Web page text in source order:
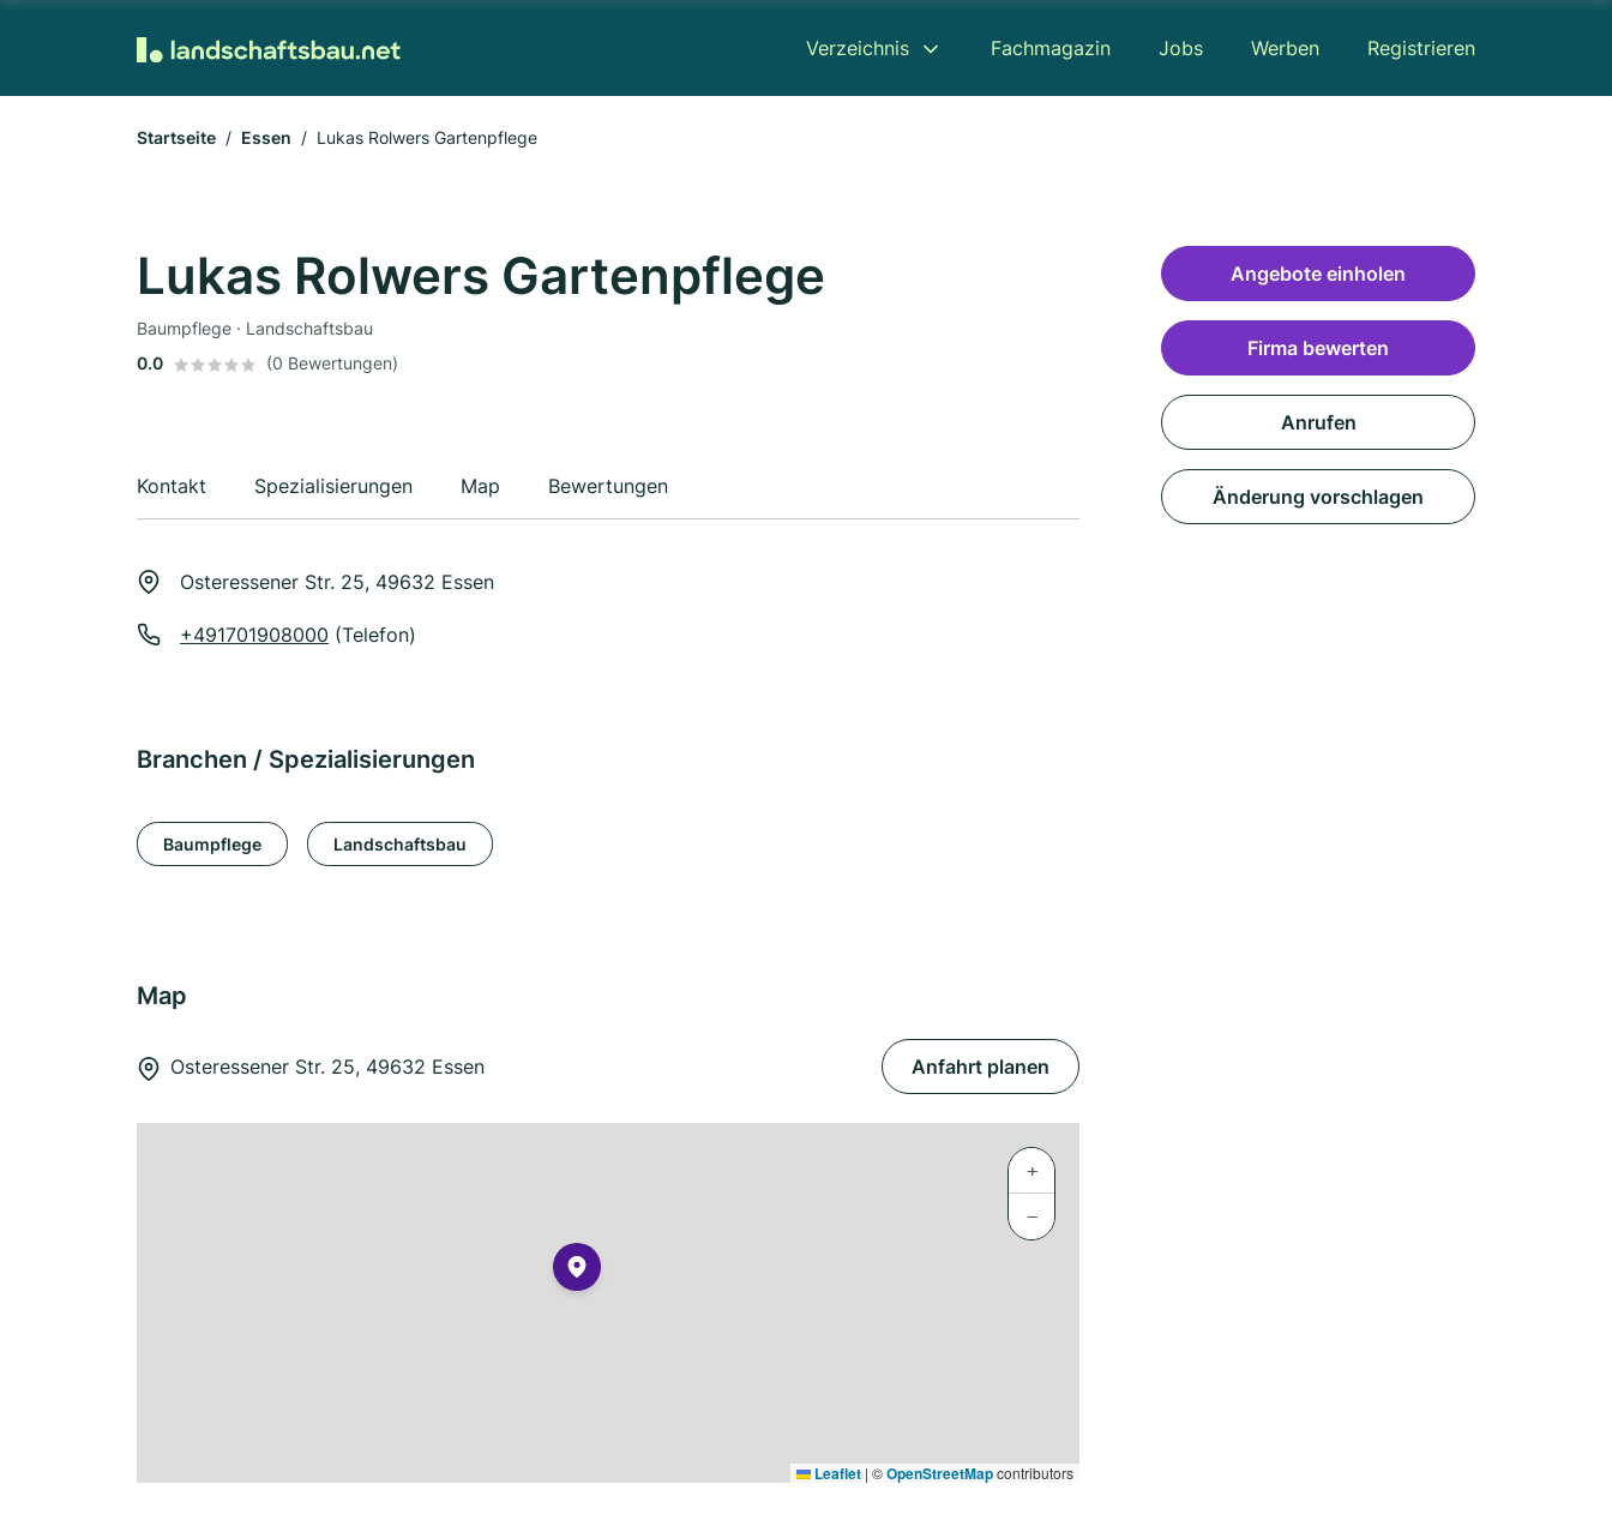
Verzeichnis Fachmagazin Jobs Werben Registrieren
Startseite Essen Lukas Rolwers Gartenpflege
Lukas Rolwers Gartenpflege
Baumpflege · Landschaftsbau
0.0
(0 Bewertungen)
Kontakt Spezialisierungen Map Bewertungen
Osteressener Str. 25, 49632 Essen
+491701908000 (Telefon)
Branchen / Spezialisierungen
Baumpflege Landschaftsbau
Map
Osteressener Str. 25, 49632 Essen Anfahrt planen
+
−
Leaflet | ©OpenStreetMapcontributors
Angebote einholen
Firma bewerten
Anrufen
Änderung vorschlagen